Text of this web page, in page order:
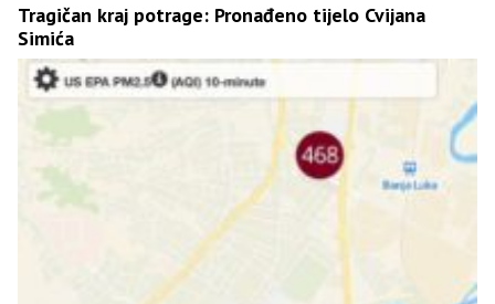
Tragičan kraj potrage: Pronađeno tijelo Cvijana
Simića